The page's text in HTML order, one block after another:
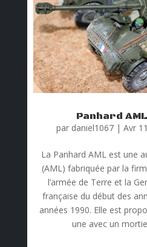
Panhard
par daniel1067| Avr
La Panhard AML est une
(AML) fabriquée par la
l’armée de Terre et la
française du début des
années 1990. Elle est
une avec un